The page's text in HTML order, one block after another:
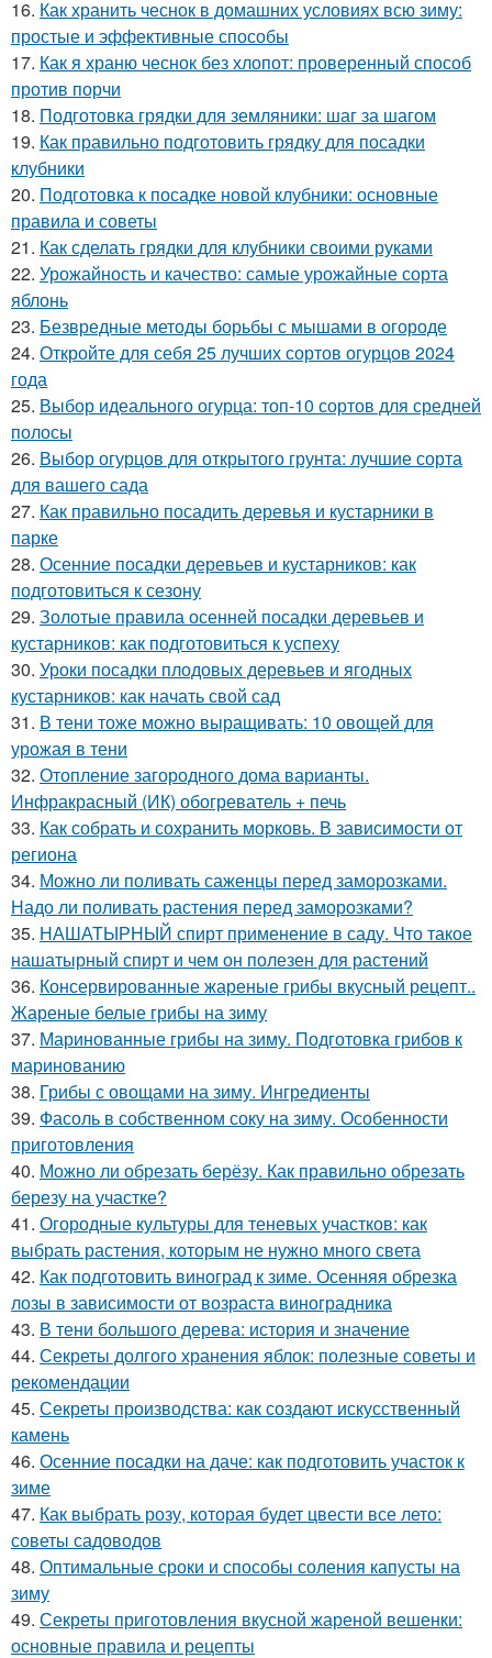
16. Как хранить чеснок в домашних условиях всю зиму:
простые и эффективные способы
17. Как я храню чеснок без хлопот: проверенный способ
против порчи
18. Подготовка грядки для земляники: шаг за шагом
19. Как правильно подготовить грядку для посадки
клубники
20. Подготовка к посадке новой клубники: основные
правила и советы
21. Как сделать грядки для клубники своими руками
22. Урожайность и качество: самые урожайные сорта
яблонь
23. Безвредные методы борьбы с мышами в огороде
24. Откройте для себя 25 лучших сортов огурцов 2024
года
25. Выбор идеального огурца: топ-10 сортов для средней
полосы
26. Выбор огурцов для открытого грунта: лучшие сорта
для вашего сада
27. Как правильно посадить деревья и кустарники в
парке
28. Осенние посадки деревьев и кустарников: как
подготовиться к сезону
29. Золотые правила осенней посадки деревьев и
кустарников: как подготовиться к успеху
30. Уроки посадки плодовых деревьев и ягодных
кустарников: как начать свой сад
31. В тени тоже можно выращивать: 10 овощей для
урожая в тени
32. Отопление загородного дома варианты.
Инфракрасный (ИК) обогреватель + печь
33. Как собрать и сохранить морковь. В зависимости от
региона
34. Можно ли поливать саженцы перед заморозками.
Надо ли поливать растения перед заморозками?
35. НАШАТЫРНЫЙ спирт применение в саду. Что такое
нашатырный спирт и чем он полезен для растений
36. Консервированные жареные грибы вкусный рецепт..
Жареные белые грибы на зиму
37. Маринованные грибы на зиму. Подготовка грибов к
маринованию
38. Грибы с овощами на зиму. Ингредиенты
39. Фасоль в собственном соку на зиму. Особенности
приготовления
40. Можно ли обрезать берёзу. Как правильно обрезать
березу на участке?
41. Огородные культуры для теневых участков: как
выбрать растения, которым не нужно много света
42. Как подготовить виноград к зиме. Осенняя обрезка
лозы в зависимости от возраста виноградника
43. В тени большого дерева: история и значение
44. Секреты долгого хранения яблок: полезные советы и
рекомендации
45. Секреты производства: как создают искусственный
камень
46. Осенние посадки на даче: как подготовить участок к
зиме
47. Как выбрать розу, которая будет цвести все лето:
советы садоводов
48. Оптимальные сроки и способы соления капусты на
зиму
49. Секреты приготовления вкусной жареной вешенки:
основные правила и рецепты